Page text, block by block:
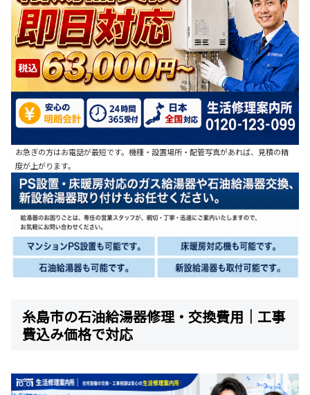
お急ぎの方はお電話が最短です。機種・設置場所・配管写真があれば、見積の精
度が上がります。
糸島市の石油給湯器修理・交換費用｜工事
費込み価格で対応